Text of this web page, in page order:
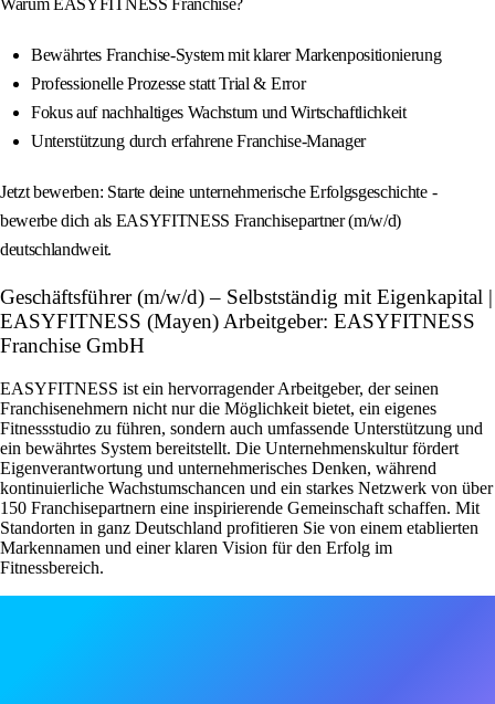
Warum EASYFITNESS Franchise?
Bewährtes Franchise-System mit klarer Markenpositionierung
Professionelle Prozesse statt Trial & Error
Fokus auf nachhaltiges Wachstum und Wirtschaftlichkeit
Unterstützung durch erfahrene Franchise-Manager
Jetzt bewerben: Starte deine unternehmerische Erfolgsgeschichte -
bewerbe dich als EASYFITNESS Franchisepartner (m/w/d)
deutschlandweit.
Geschäftsführer (m/w/d) – Selbstständig mit Eigenkapital |
EASYFITNESS (Mayen) Arbeitgeber: EASYFITNESS
Franchise GmbH
EASYFITNESS ist ein hervorragender Arbeitgeber, der seinen
Franchisenehmern nicht nur die Möglichkeit bietet, ein eigenes
Fitnessstudio zu führen, sondern auch umfassende Unterstützung und
ein bewährtes System bereitstellt. Die Unternehmenskultur fördert
Eigenverantwortung und unternehmerisches Denken, während
kontinuierliche Wachstumschancen und ein starkes Netzwerk von über
150 Franchisepartnern eine inspirierende Gemeinschaft schaffen. Mit
Standorten in ganz Deutschland profitieren Sie von einem etablierten
Markennamen und einer klaren Vision für den Erfolg im
Fitnessbereich.